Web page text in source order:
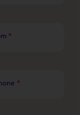
*
*